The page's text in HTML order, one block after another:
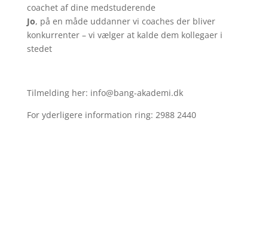
coachet af dine medstuderende
Jo, på en måde uddanner vi coaches der bliver
konkurrenter – vi vælger at kalde dem kollegaer i
stedet
Tilmelding her: info@bang-akademi.dk
For yderligere information ring: 2988 2440